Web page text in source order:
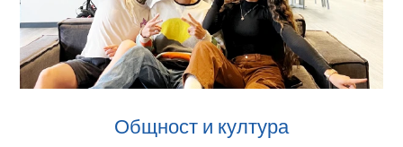
Общност и култура